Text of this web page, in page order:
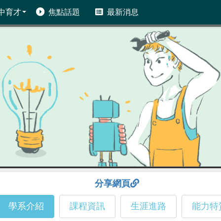
育才 焦點話題 最新消息
分享網頁
學系介紹 課程資訊 生涯進路 能力特